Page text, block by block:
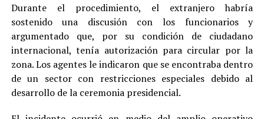
Durante el procedimiento, el extranjero habría
sostenido una discusión con los funcionarios y
argumentado que, por su condición de ciudadano
internacional, tenía autorización para circular por la
zona. Los agentes le indicaron que se encontraba dentro
de un sector con restricciones especiales debido al
desarrollo de la ceremonia presidencial.